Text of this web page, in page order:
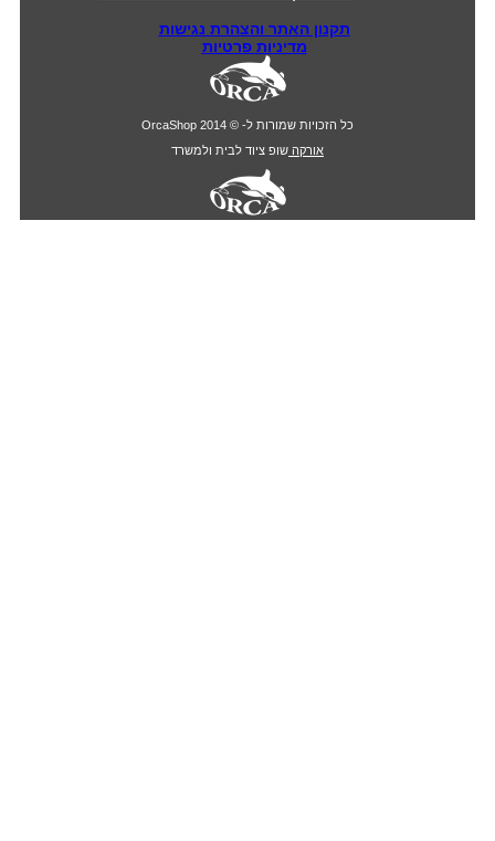
תקנון האתר והצהרת נגישות
מדיניות פרטיות
כל הזכויות שמורות ל- © 2014 OrcaShop
שופ ציוד לבית ולמשרד